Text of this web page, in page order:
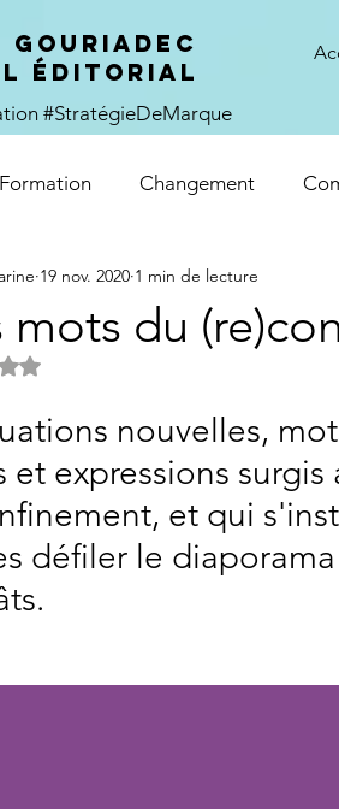
GOURIADEC
éditorial
#StratégieDeMarque
Formation Changement
mots du
19 nov. 2020 1 min de lecture
NaN étoiles sur 5.
nouvelles,
et expressions
et qui
défiler le